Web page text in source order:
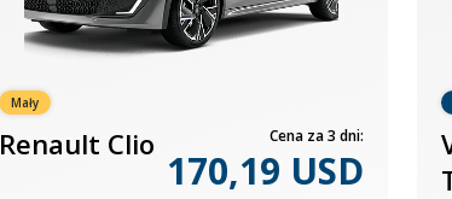
Mały
Renault Clio Cena za 3 dni:
170,19 USD